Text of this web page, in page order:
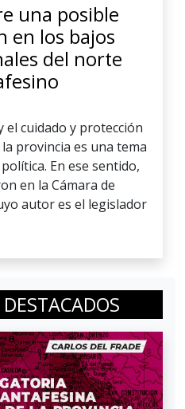
una posible
en los bajos
del norte
el cuidado y protección
provincia es una tema
En ese sentido,
en la Cámara de
autor es el legislador